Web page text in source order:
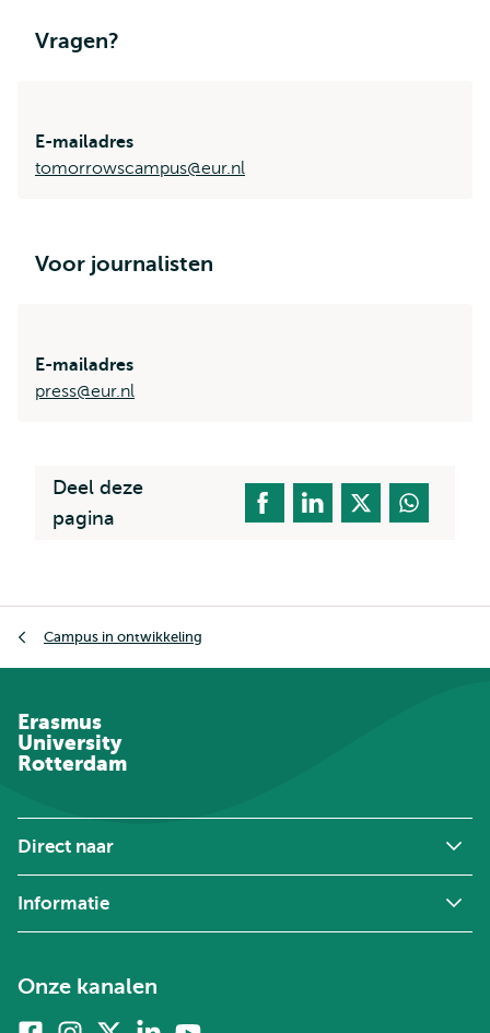
Vragen?
E-mailadres
tomorrowscampus@eur.nl
Voor journalisten
E-mailadres
press@eur.nl
Deel deze
pagina
Campus in ontwikkeling
Erasmus
University
Rotterdam
Direct naar
Informatie
Onze kanalen